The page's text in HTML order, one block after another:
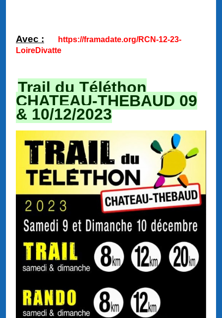
Avec :
https://framadate.org/RCN-12-23-
LoireDivatte
Trail du Téléthon
CHATEAU-THEBAUD 09
& 10/12/2023